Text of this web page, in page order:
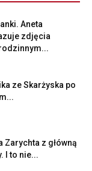
Aneta
zdjęcia
ze Skarżyska po
z główną
I to nie...